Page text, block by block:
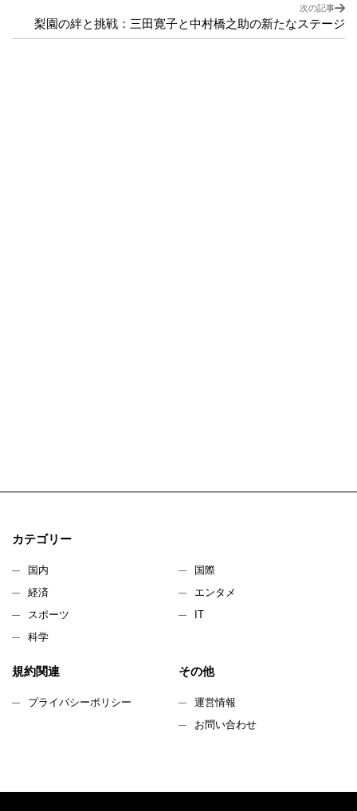
次の記事
梨園の絆と挑戦：三田寛子と中村橋之助の新たなステージ
カテゴリー
国内
国際
経済
エンタメ
スポーツ
IT
科学
規約関連
プライバシーポリシー
その他
運営情報
お問い合わせ